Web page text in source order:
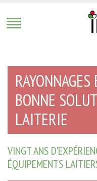
BONNE
LAITERIE
VINGT ANS
ÉQUIPEMENTS